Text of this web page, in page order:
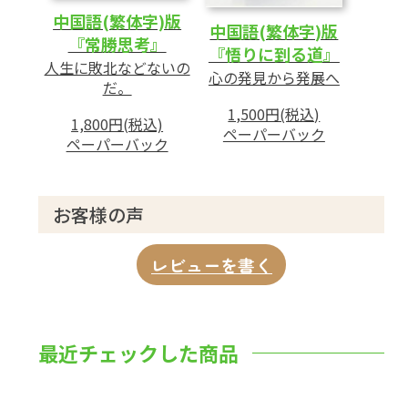
中国語(繁体字)版
『常勝思考』
人生に敗北などないの
だ。
1,800円(税込)
ペーパーバック
中国語(繁体字)版
『悟りに到る道』
心の発見から発展へ
1,500円(税込)
ペーパーバック
お客様の声
レビューを書く
最近チェックした商品